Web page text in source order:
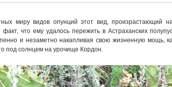
миру видов опунций этот вид, произрастающий
факт, что ему удалось пережить в Астраханских
и незаметно накапливая свою жизненную мощь,
под солнцем на урочище Кордон.